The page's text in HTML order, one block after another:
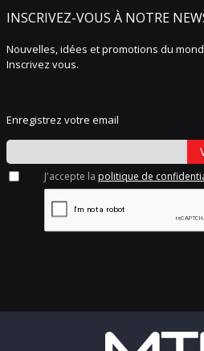
INSCRIVEZ-VOUS À NOTRE
Nouvelles, idées et promotions du
Inscrivez vous.
Enregistrez votre email
J'accepte la politique de